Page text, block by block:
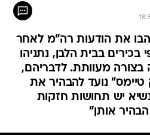
את הודעות רה"מ לאחר
בכירים בבית הלבן, נתניהו
בצורה מעוותת. לדבריהם,
טיימס" נועד להבהיר את
יש תחושות חזקות
אותן"